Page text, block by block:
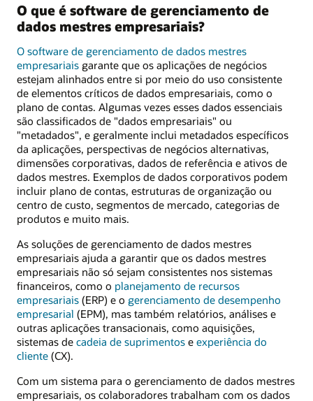
O que é software de gerenciamento de
dados mestres empresariais?
O software de gerenciamento de dados mestres
empresariais garante que os aplicações de negócios
estejam alinhados entre si por meio do uso consistente
de elementos críticos de dados empresariais, como o
plano de contas. Algumas vezes esses dados essenciais
são classificados de "dados empresariais" ou
"metadados", e geralmente inclui metadados específicos
da aplicações, perspectivas de negócios alternativas,
dimensões corporativas, dados de referência e ativos de
dados mestres. Exemplos de dados corporativos podem
incluir plano de contas, estruturas de organização ou
centro de custo, segmentos de mercado, categorias de
produtos e muito mais.
As soluções de gerenciamento de dados mestres
empresariais ajuda a garantir que os dados mestres
empresariais não só sejam consistentes nos sistemas
financeiros, como o planejamento de recursos
empresariais (ERP) e o gerenciamento de desempenho
empresarial (EPM), mas também relatórios, análises e
outras aplicações transacionais, como aquisições,
sistemas de cadeia de suprimentos e experiência do
cliente (CX).
Com um sistema para o gerenciamento de dados mestres
empresariais, os colaboradores trabalham com os dados